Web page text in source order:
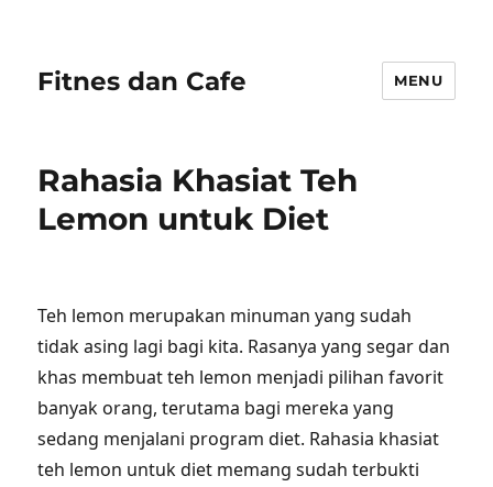
Fitnes dan Cafe MENU
Rahasia Khasiat Teh
Lemon untuk Diet
Teh lemon merupakan minuman yang sudah
tidak asing lagi bagi kita. Rasanya yang segar dan
khas membuat teh lemon menjadi pilihan favorit
banyak orang, terutama bagi mereka yang
sedang menjalani program diet. Rahasia khasiat
teh lemon untuk diet memang sudah terbukti